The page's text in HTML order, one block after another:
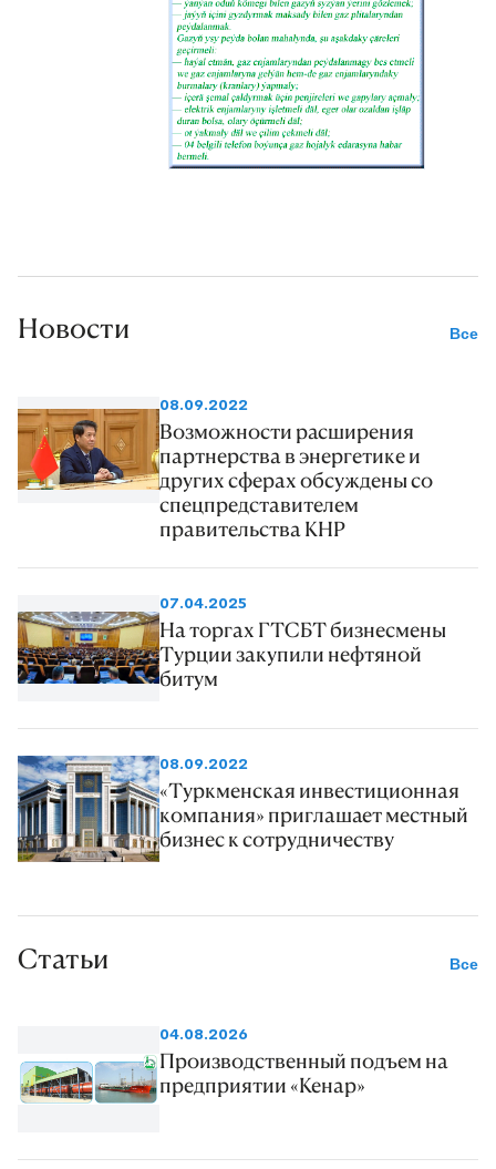
Новости Все
08.09.2022
Возможности расширения
партнерства в энергетике и
других сферах обсуждены со
спецпредставителем
правительства КНР
07.04.2025
На торгах ГТСБТ бизнесмены
Турции закупили нефтяной
битум
08.09.2022
«Туркменская инвестиционная
компания» приглашает местный
бизнес к сотрудничеству
Статьи Все
04.08.2026
Производственный подъем на
предприятии «Кенар»